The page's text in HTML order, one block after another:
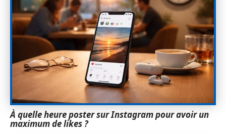
À quelle heure poster sur Instagram pour avoir un
maximum de likes ?